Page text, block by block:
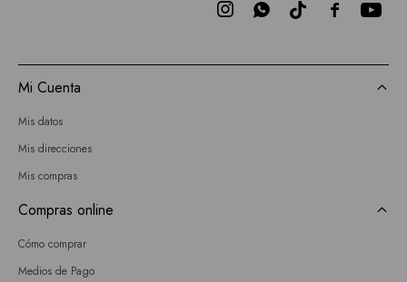

 
Mi Cuenta
Mis datos
Mis direcciones
Mis compras
Compras online
Cómo comprar
Medios de Pago